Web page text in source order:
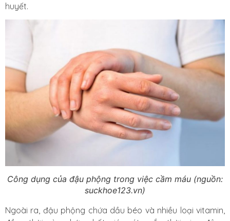
huyết.
Công dụng của đậu phộng trong việc cầm máu (nguồn:
suckhoe123.vn)
Ngoài ra, đậu phộng chứa dầu béo và nhiều loại vitamin,